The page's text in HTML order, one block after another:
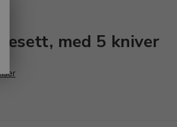
med 5 kniver